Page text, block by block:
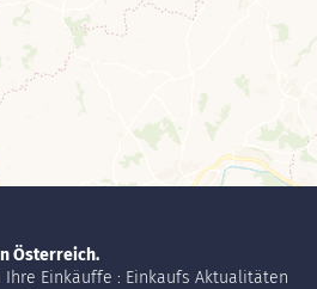
Österreich.
Einkäuffe : Einkaufs Aktualitäten